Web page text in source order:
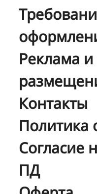
Реклама
Контакты
Политика
Согласие
ПД